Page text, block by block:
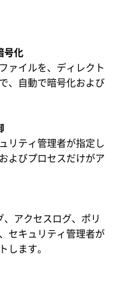
号化
ァイルを、ディレクト
、自動で暗号化および
リティ管理者が指定し
よびプロセスだけがア
アクセスログ、ポリ
セキュリティ管理者が
します。